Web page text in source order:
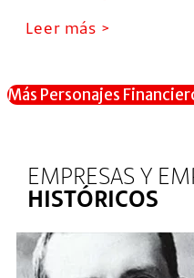
Leer más >
Más Personajes
EMPRESAS Y
HISTÓRICOS